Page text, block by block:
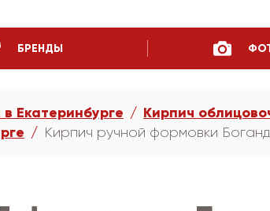
БРЕНДЫ
Екатеринбурге
Кирпич
Кирпич ручной формовки